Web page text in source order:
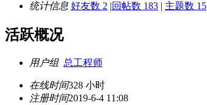
统计信息 好友数 2 |回帖数 183 | 主题数 15
活跃概况
用户组 总工程师
在线时间328 小时
注册时间2019-6-4 11:08